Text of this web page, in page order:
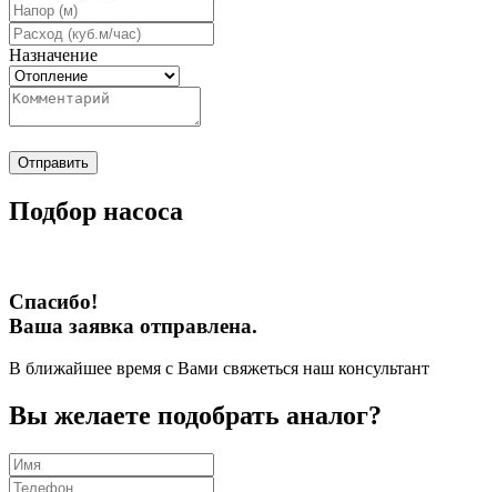
Назначение
Отправить
Подбор насоса
Спасибо!
Ваша заявка отправлена.
В ближайшее время с Вами свяжеться наш консультант
Вы желаете подобрать аналог?